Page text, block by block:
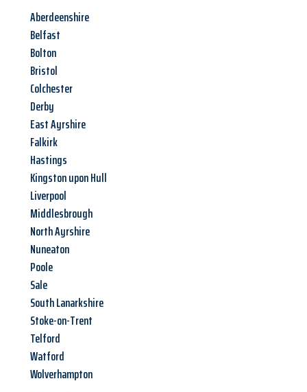
Aberdeenshire
Belfast
Bolton
Bristol
Colchester
Derby
East Ayrshire
Falkirk
Hastings
Kingston upon Hull
Liverpool
Middlesbrough
North Ayrshire
Nuneaton
Poole
Sale
South Lanarkshire
Stoke-on-Trent
Telford
Watford
Wolverhampton